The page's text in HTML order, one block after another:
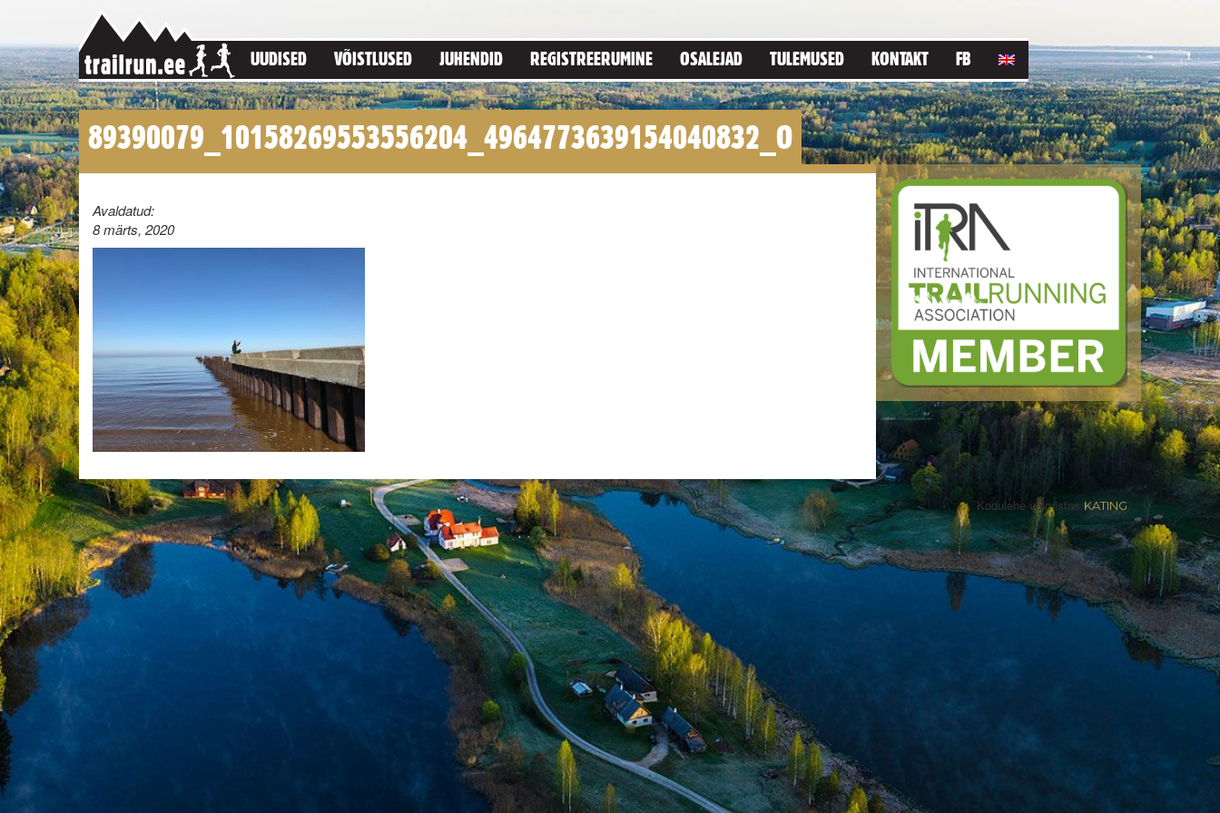
UUDISED VÕISTLUSED JUHENDID REGISTREERUMINE OSALEJAD TULEMUSED KONTAKT FB
89390079_10158269553556204_4964773639154040832_O
Avaldatud:
8 märts, 2020
Kodulehe valmistas KATING